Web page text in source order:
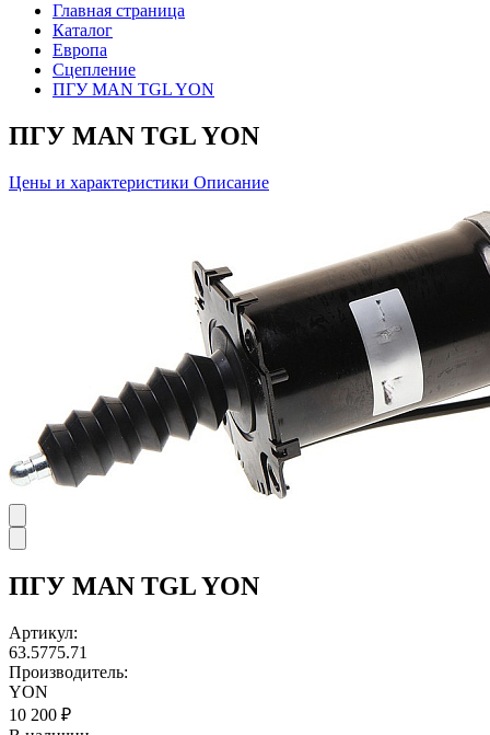
Главная страница
Каталог
Европа
Сцепление
ПГУ MAN TGL YON
ПГУ MAN TGL YON
Цены и характеристики Описание
ПГУ MAN TGL YON
Артикул:
63.5775.71
Производитель:
YON
10 200 ₽